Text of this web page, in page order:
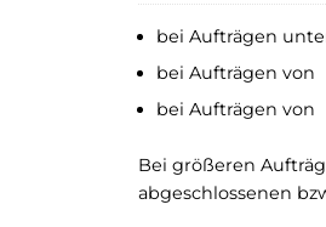
bei
bei Aufträgen
bei Aufträgen
Bei größeren
abgeschlossenen